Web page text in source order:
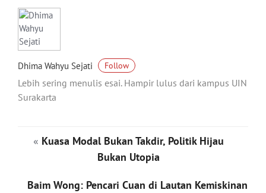
Dhima Wahyu Sejati Follow
Lebih sering menulis esai. Hampir lulus dari kampus UIN
Surakarta
« Kuasa Modal Bukan Takdir, Politik Hijau
Bukan Utopia
Baim Wong: Pencari Cuan di Lautan Kemiskinan